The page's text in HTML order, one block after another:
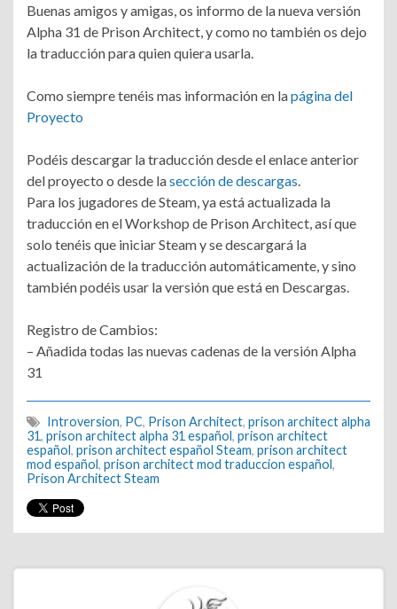
Buenas amigos y amigas, os informo de la nueva versión
Alpha 31 de Prison Architect, y como no también os dejo
la traducción para quien quiera usarla.
Como siempre tenéis mas información en lapágina del
Proyecto
Podéis descargar la traducción desde el enlace anterior
del proyecto o desde lasección de descargas
Para los jugadores de Steam, ya está actualizada la
traducción en el Workshop de Prison Architect, así que
solo tenéis que iniciar Steam y se descargará la
actualización de la traducción automáticamente, y sino
también podéis usar la versión que está en Descargas.
Registro de Cambios:
– Añadida todas las nuevas cadenas de la versión Alpha
31
Introversion, PC, Prison Architect, prison architect alpha
31, prison architect alpha 31 español, prison architect
español, prison architect español Steam, prison architect
mod español, prison architect mod traduccion español,
Prison Architect Steam